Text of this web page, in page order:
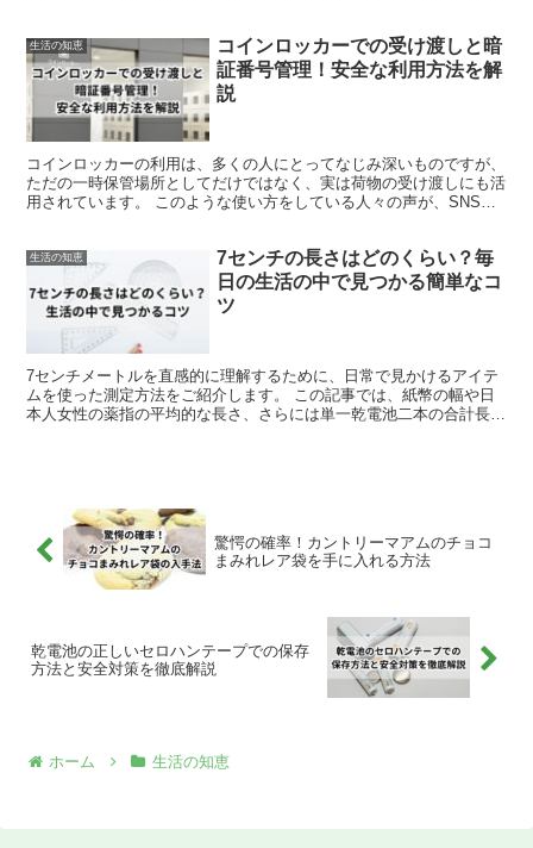
生活の知恵
コインロッカーでの受け渡しと暗
証番号管理！安全な利用方法を解
説
コインロッカーの利用は、多くの人にとってなじみ深いものですが、
ただの一時保管場所としてだけではなく、実は荷物の受け渡しにも活
用されています。 このような使い方をしている人々の声が、SNSで
生活の知恵
7センチの長さはどのくらい？毎
日の生活の中で見つかる簡単なコ
ツ
7センチメートルを直感的に理解するために、日常で見かけるアイテ
ムを使った測定方法をご紹介します。 この記事では、紙幣の幅や日
本人女性の薬指の平均的な長さ、さらには単一乾電池二本の合計長な
驚愕の確率！カントリーマアムのチョコ
まみれレア袋を手に入れる方法
乾電池の正しいセロハンテープでの保存
方法と安全対策を徹底解説
ホーム 生活の知恵